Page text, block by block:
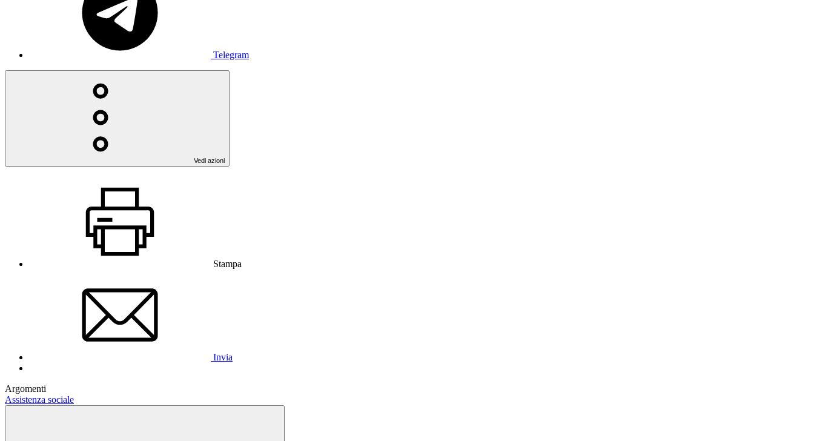
Telegram
Vedi azioni
Stampa
Invia
Argomenti
Assistenza sociale